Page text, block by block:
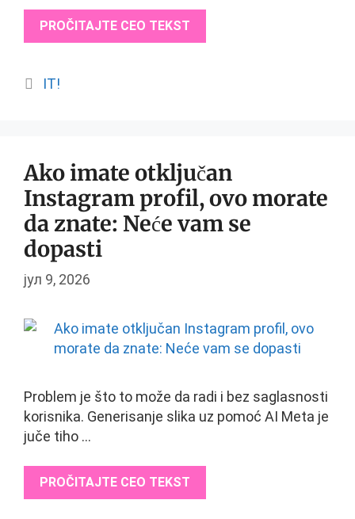
PROČITAJTE CEO TEKST
Categories
IT!
Ako imate otključan
Instagram profil, ovo morate
da znate: Neće vam se
dopasti
јул 9, 2026
Problem je što to može da radi i bez saglasnosti
korisnika. Generisanje slika uz pomoć AI Meta je
juče tiho …
PROČITAJTE CEO TEKST